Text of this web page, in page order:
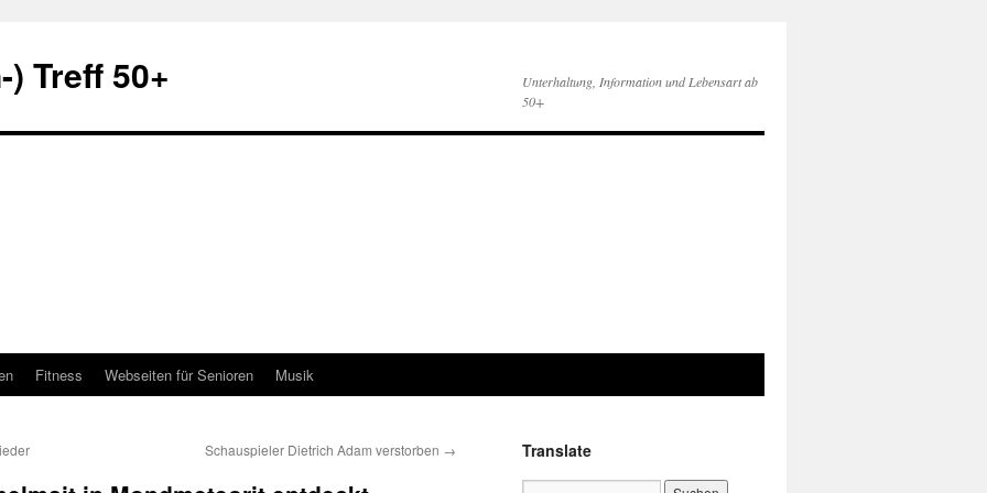
Treff 50+
Unterhaltung, Information und Lebensart ab
50+
Fitness Webseiten für Senioren Musik
Schauspieler Dietrich Adam verstorben → Translate